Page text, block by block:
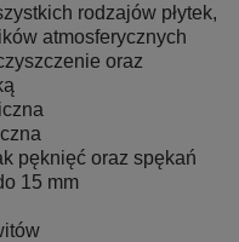
rodzajów płytek,
atmosferycznych
oraz
pęknięć oraz spękań
15 mm